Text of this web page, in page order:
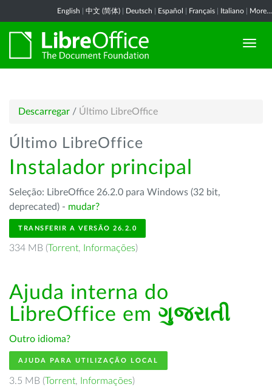
English 中文 (简体) Deutsch Español Français Italiano More...
Descarregar / Último LibreOffice
Último LibreOffice
Instalador principal
Seleção: LibreOffice 26.2.0 para Windows (32 bit,
deprecated) - mudar?
TRANSFERIR A VERSÃO 26.2.0
334 MB (Torrent, Informações)
Ajuda interna do
LibreOffice em ગુજરાતી
Outro idioma?
AJUDA PARA UTILIZAÇÃO LOCAL
3.5 MB (Torrent, Informações)